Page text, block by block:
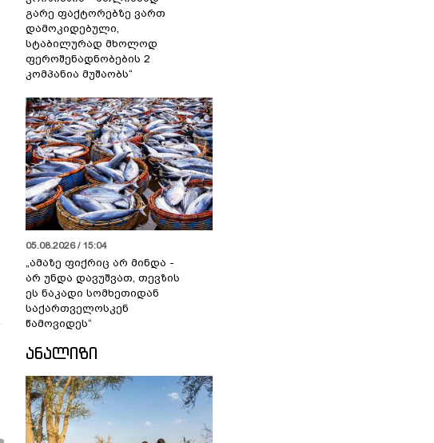
გარე ფაქტორებზე ვართ
დამოკიდებული,
სტაბილურად მხოლოდ
ფეროშენადნობების 2
კომპანია მუშაობს“
05.08.2026 / 15:04
„ამაზე ფიქრიც არ მინდა -
არ უნდა დავუშვათ, თევზის
ეს ნაკადი სომხეთიდან
საქართველოსკენ
წამოვიდეს“
ᲐᲜᲐᲚᲘᲖᲘ